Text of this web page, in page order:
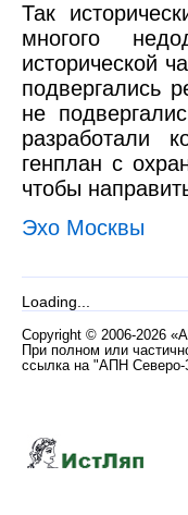
Так
многого
исторической
подвергались
не
разработали
генплан с
чтобы
Эхо Москвы
Loading...
Copyright © 2006-2026
При полном или
ссылка на "АПН Северо-